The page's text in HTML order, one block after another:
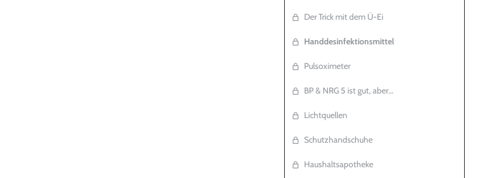
Der Trick mit dem Ü-Ei
Handdesinfektionsmittel
Pulsoximeter
BP & NRG 5 ist gut, aber…
Lichtquellen
Schutzhandschuhe
Haushaltsapotheke